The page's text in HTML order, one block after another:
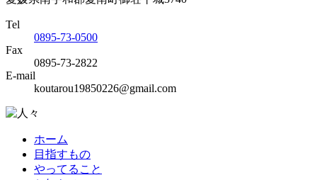
Tel
0895-73-0500
Fax
0895-73-2822
E-mail
koutarou19850226@gmail.com
ホーム
目指すもの
やってること